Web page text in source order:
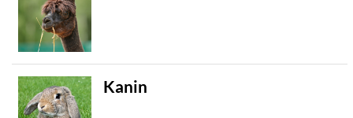
Kanin